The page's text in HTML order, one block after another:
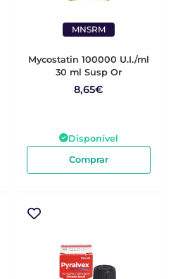
MNSRM
Mycostatin 100000 U.I./ml
30 ml Susp Or
8,65€
Disponível
Comprar